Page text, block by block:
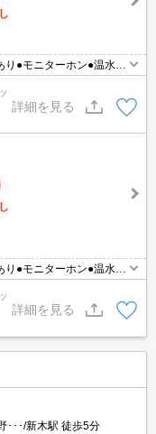
●モニターホン●温水洗
詳細を見る
●モニターホン●温水洗
詳細を見る
･･･/新木駅 徒歩5分